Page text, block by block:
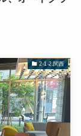
2-1-2.関西